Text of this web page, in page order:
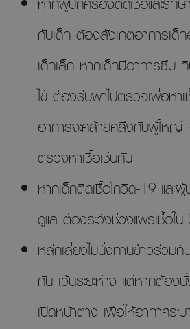
กับเด็ก ต้องสังเกตอาการเด็ก
เด็กเล็ก หากเด็กมีอาการซึม
ไข้ ต้องรีบพาไปตรวจเพื่อหาเ
อาการจะคล้ายคลึงกับผู้ใหญ่
ตรวจหาเชื้อเช่นกัน
หากเด็กติดเชื้อโควิด-19 และ
ดูแล ต้องระวังช่วงแพร่เชื้อใ
หลีกเลี่ยงไม่นั่งทานข้าวร่วม
กัน เว้นระยะห่าง แต่หากต้อง
เปิดหน้าต่าง เพื่อให้อากาศร